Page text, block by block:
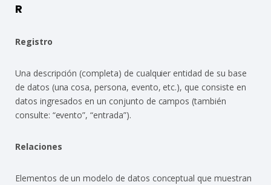
R
Registro
Una descripción (completa) de cualquier entidad de su base
de datos (una cosa, persona, evento, etc.), que consiste en
datos ingresados en un conjunto de campos (también
consulte: “evento”, “entrada”).
Relaciones
Elementos de un modelo de datos conceptual que muestran